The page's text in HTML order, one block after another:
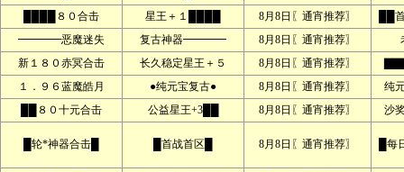
████８０合击
星王＋１████ 8月8日〖通宵推荐〗
██
━━━━恶魔迷失
复古神器━━━━ 8月8日〖通宵推荐〗
新１８０赤冥合击
长久稳定星王＋５ 8月8日〖通宵推荐〗
１．９６蓝魔皓月
●纯元宝复古● 8月8日〖通宵推荐〗
纯
██８０十元合击
公益星王+3██ 8月8日〖通宵推荐〗 沙
█轮*神器合击█ █首战首区█ 8月8日〖通宵推荐〗 █每